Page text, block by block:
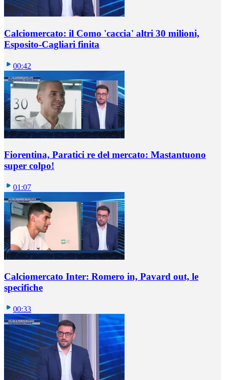
Calciomercato: il Como 'caccia' altri 30 milioni,
Esposito-Cagliari finita
00:42
Fiorentina, Paratici re del mercato: Mastantuono
super colpo!
01:07
Calciomercato Inter: Romero in, Pavard out, le
specifiche
00:33